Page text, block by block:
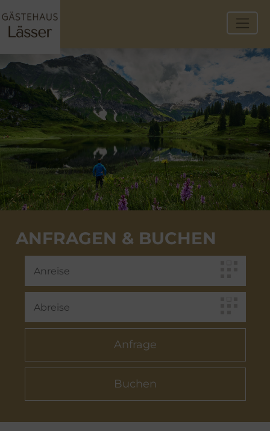
ANFRAGEN & BUCHEN